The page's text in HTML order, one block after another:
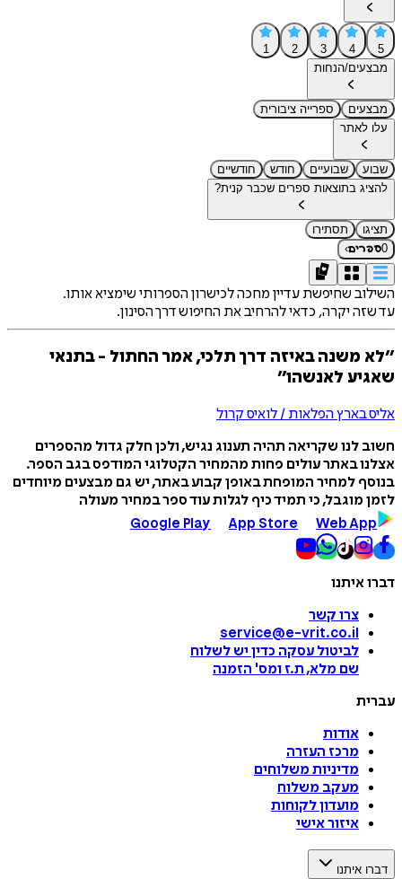
5
4
3
2
1
מבצעים/הנחות
מבצעים
ספרייה ציבורית
עלו לאתר
שבוע שבועיים חודש
חודשיים
להציג בתוצאות ספרים שכבר קנית?
תציגו
תסתירו
0ספרים›
השילוב שחיפשת עדיין מחכה לכישרון הספרותי שימציא אותו.
עד שזה יקרה, כדאי להרחיב את החיפוש דרך הסינון.
״לא משנה באיזה דרך תלכי, אמר החתול - בתנאי
שאגיע לאנשהו״
אליס בארץ הפלאות / לואיס קרול
חשוב לנו שקריאה תהיה תענוג נגיש, ולכן חלק גדול מהספרים
אצלנו באתר עולים פחות מהמחיר הקטלוגי המודפס בגב הספר.
בנוסף למחיר המופחת באופן קבוע באתר, יש גם מבצעים מיוחדים
לזמן מוגבל, כי תמיד כיף לגלות עוד ספר במחיר מעולה
Google Play
App Store Web App
דברו איתנו
צרו קשר
service@e-vrit.co.il
לביטול עסקה כדין יש לשלוח
שם מלא, ת.ז ומס' הזמנה
עברית
אודות
מרכז העזרה
מדיניות משלוחים
מעקב משלוח
מועדון לקוחות
איזור אישי
דברו איתנו